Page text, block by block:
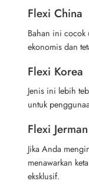
Flexi China
Bahan ini cocok
ekonomis dan
Flexi Korea
Jenis ini lebih
untuk
Flexi Jerman
Jika Anda
menawarkan
eksklusif.